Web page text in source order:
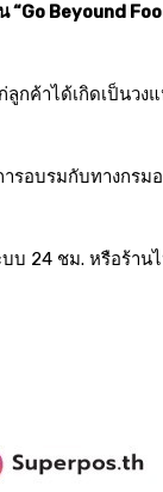
Beyound
ค้าได้เกิดเป็นวง
บรมกับทางกรม
บ 24 ชม. หรือร้า